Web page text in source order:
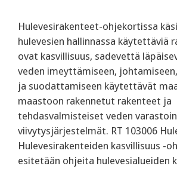
Hulevesirakenteet-ohjekortissa
hulevesien hallinnassa käytettäviä
ovat kasvillisuus, sadevettä
veden imeyttämiseen,
ja suodattamiseen käytettävät
maastoon rakennetut rakenteet ja
tehdasvalmisteiset veden
viivytysjärjestelmät. RT 103006
Hulevesirakenteiden kasvillisuus -
esitetään ohjeita hulevesialueiden